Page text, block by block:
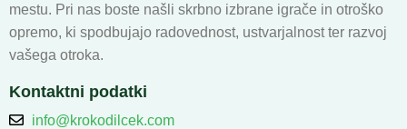
mestu. Pri nas boste našli skrbno izbrane igrače in otroško
opremo, ki spodbujajo radovednost, ustvarjalnost ter razvoj
vašega otroka.
Kontaktni podatki
info@krokodilcek.com